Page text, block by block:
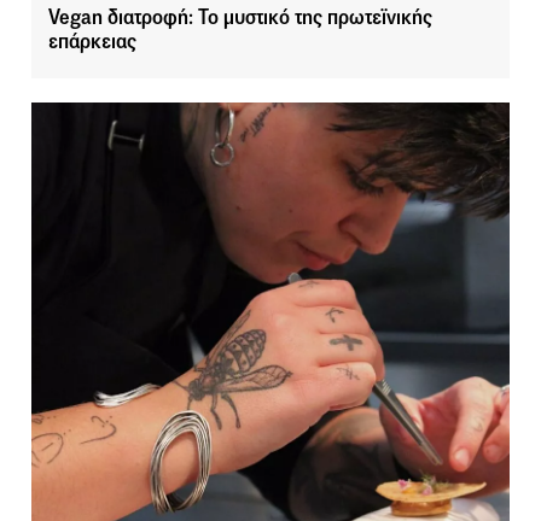
Vegan διατροφή: Το μυστικό της πρωτεϊνικής
επάρκειας